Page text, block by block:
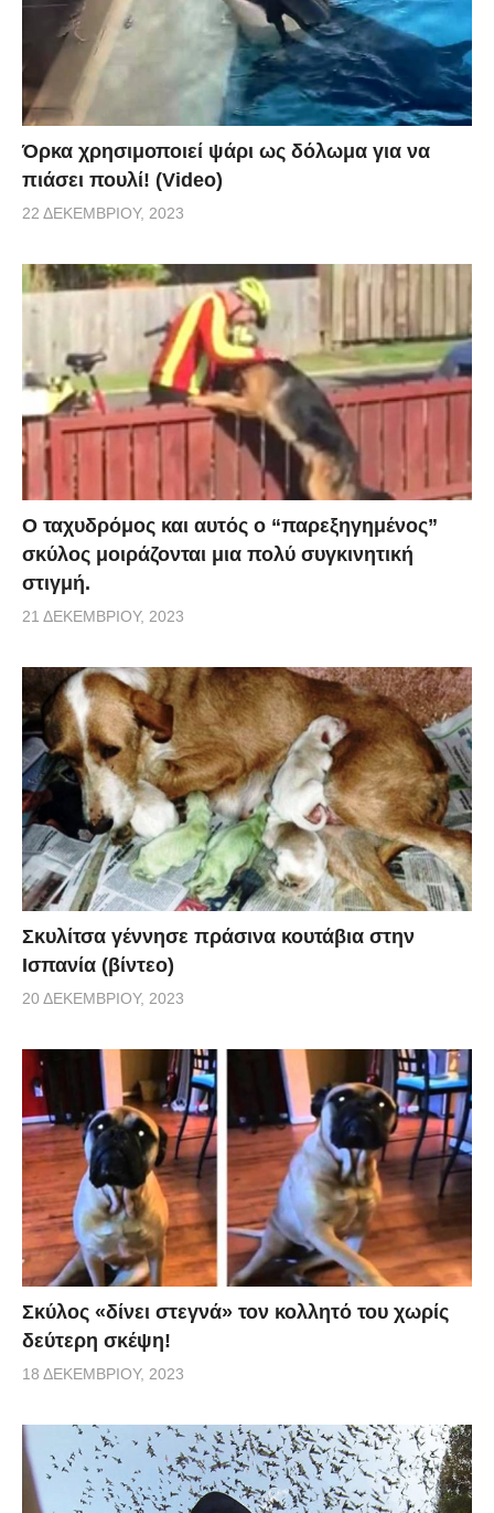
Όρκα χρησιμοποιεί ψάρι ως δόλωμα για να
πιάσει πουλί! (Video)
22 ΔΕΚΕΜΒΡΊΟΥ, 2023
Ο ταχυδρόμος και αυτός ο “παρεξηγημένος”
σκύλος μοιράζονται μια πολύ συγκινητική
στιγμή.
21 ΔΕΚΕΜΒΡΊΟΥ, 2023
Σκυλίτσα γέννησε πράσινα κουτάβια στην
Ισπανία (βίντεο)
20 ΔΕΚΕΜΒΡΊΟΥ, 2023
Σκύλος «δίνει στεγνά» τον κολλητό του χωρίς
δεύτερη σκέψη!
18 ΔΕΚΕΜΒΡΊΟΥ, 2023